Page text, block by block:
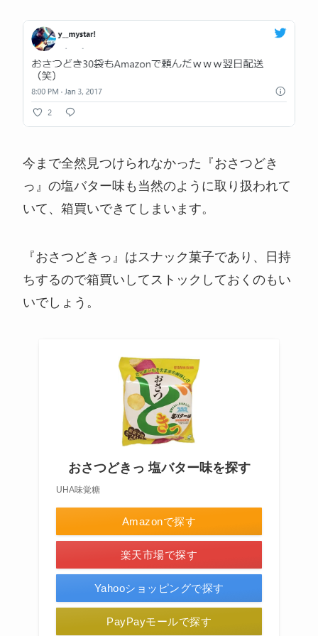
今まで全然見つけられなかった『おさつどき
っ』の塩バター味も当然のように取り扱われて
いて、箱買いできてしまいます。
『おさつどきっ』はスナック菓子であり、日持
ちするので箱買いしてストックしておくのもい
いでしょう。
おさつどきっ 塩バター味を探す
UHA味覚糖
Amazonで探す
楽天市場で探す
Yahooショッピングで探す
PayPayモールで探す